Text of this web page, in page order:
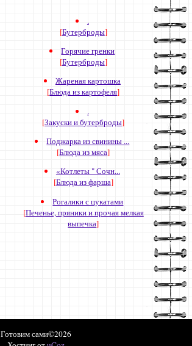
.
[Бутерброды]
Горячие гренки
[Бутерброды]
Жареная картошка
[Блюда из картофеля]
.
[Закуски и бутерброды]
Поджарка из свинины ...
[Блюда из мяса]
«Котлеты " Сочн...
[Блюда из фарша]
Рогалики с цукатами
[Печенье, пряники и прочая мелкая
выпечка]
Готовим сами©2026